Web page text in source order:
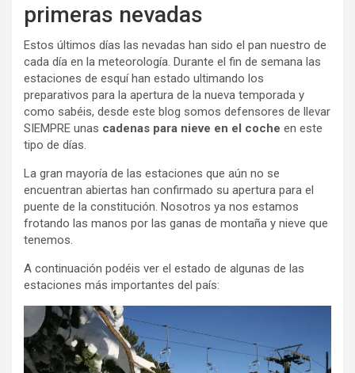
primeras nevadas
Estos últimos días las nevadas han sido el pan nuestro de
cada día en la meteorología. Durante el fin de semana las
estaciones de esquí han estado ultimando los
preparativos para la apertura de la nueva temporada y
como sabéis, desde este blog somos defensores de llevar
SIEMPRE unas cadenas para nieve en el coche en este
tipo de días.
La gran mayoría de las estaciones que aún no se
encuentran abiertas han confirmado su apertura para el
puente de la constitución. Nosotros ya nos estamos
frotando las manos por las ganas de montaña y nieve que
tenemos.
A continuación podéis ver el estado de algunas de las
estaciones más importantes del país: